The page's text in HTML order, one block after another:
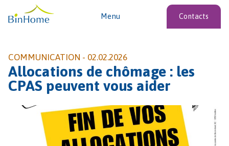
Menu Contacts
COMMUNICATION - 02.02.2026
Allocations de chômage : les
CPAS peuvent vous aider